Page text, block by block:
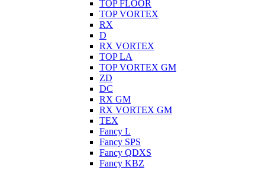
TOP FLOOR
TOP VORTEX
RX
D
RX VORTEX
TOP LA
TOP VORTEX GM
ZD
DC
RX GM
RX VORTEX GM
TEX
Fancy L
Fancy SPS
Fancy QDXS
Fancy KBZ